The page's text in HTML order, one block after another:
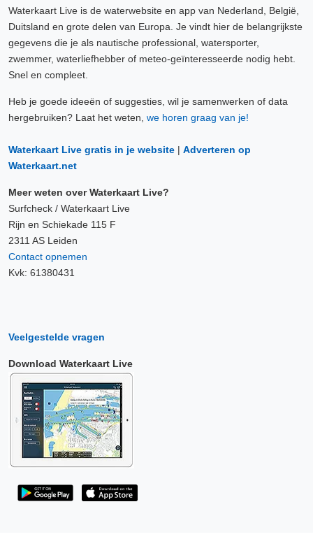
Waterkaart Live is de waterwebsite en app van Nederland, België,
Duitsland en grote delen van Europa. Je vindt hier de belangrijkste
gegevens die je als nautische professional, watersporter,
zwemmer, waterliefhebber of meteo-geïnteresseerde nodig hebt.
Snel en compleet.
Heb je goede ideeën of suggesties, wil je samenwerken of data
hergebruiken? Laat het weten, we horen graag van je!
Waterkaart Live gratis in je website | Adverteren op
Waterkaart.net
Meer weten over Waterkaart Live?
Surfcheck / Waterkaart Live
Rijn en Schiekade 115 F
2311 AS Leiden
Contact opnemen
Kvk: 61380431
Veelgestelde vragen
Download Waterkaart Live